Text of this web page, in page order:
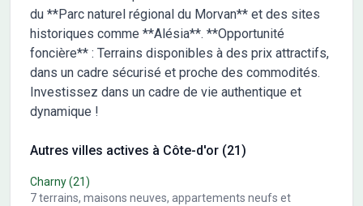
du **Parc naturel régional du Morvan** et des sites
historiques comme **Alésia**. **Opportunité
foncière** : Terrains disponibles à des prix attractifs,
dans un cadre sécurisé et proche des commodités.
Investissez dans un cadre de vie authentique et
dynamique !
Autres villes actives à Côte-d'or (21)
Charny(21)
7terrains, maisons neuves, appartements neufs et